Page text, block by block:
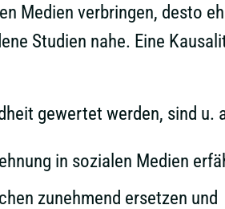
Medien verbringen, desto
Studien nahe. Eine
gewertet werden, sind u.
in sozialen Medien
zunehmend ersetzen und